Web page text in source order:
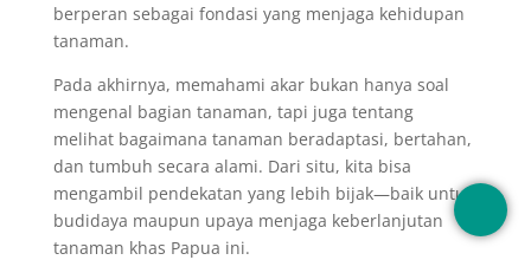
berperan sebagai fondasi yang menjaga kehidupan
tanaman.
Pada akhirnya, memahami akar bukan hanya soal
mengenal bagian tanaman, tapi juga tentang
melihat bagaimana tanaman beradaptasi, bertahan,
dan tumbuh secara alami. Dari situ, kita bisa
mengambil pendekatan yang lebih bijak—baik untuk
budidaya maupun upaya menjaga keberlanjutan
tanaman khas Papua ini.